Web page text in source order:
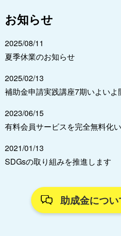
お知らせ
2025/08/11
夏季休業のお知らせ
2025/02/13
補助金申請実践講座7期いよいよ
2023/06/15
有料会員サービスを完全無料化い
2021/01/13
SDGsの取り組みを推進します
助成金につ